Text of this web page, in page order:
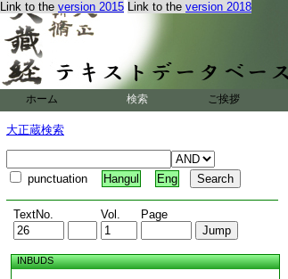
Link to the version 2015 Link to the version 2018
ホーム 検索 ご挨拶
大正蔵検索
punctuation Hangul Eng
TextNo. Vol. Page
INBUDS